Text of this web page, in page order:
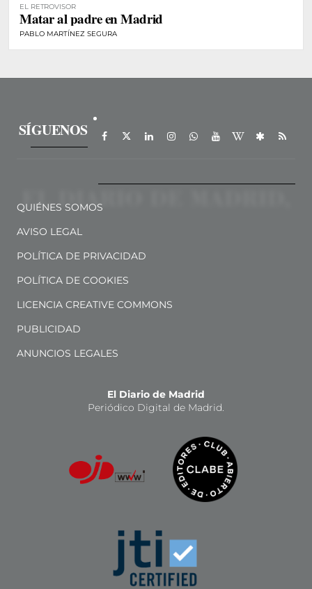
EL RETROVISOR
Matar al padre en Madrid
PABLO MARTÍNEZ SEGURA
SÍGUENOS
QUIÉNES SOMOS
AVISO LEGAL
POLÍTICA DE PRIVACIDAD
POLÍTICA DE COOKIES
LICENCIA CREATIVE COMMONS
PUBLICIDAD
ANUNCIOS LEGALES
El Diario de Madrid
Periódico Digital de Madrid.